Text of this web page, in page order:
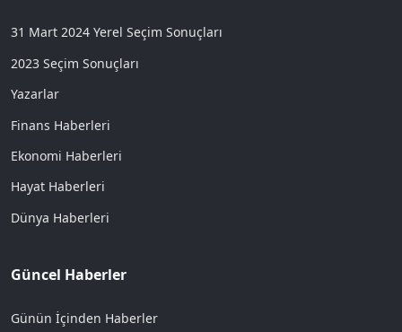
31 Mart 2024 Yerel Seçim Sonuçları
2023 Seçim Sonuçları
Yazarlar
Finans Haberleri
Ekonomi Haberleri
Hayat Haberleri
Dünya Haberleri
Güncel Haberler
Günün İçinden Haberler